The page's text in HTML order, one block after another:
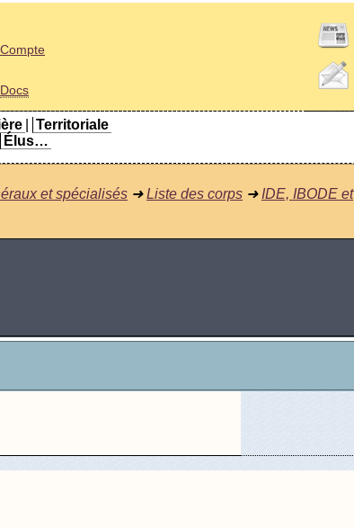
Compte
Docs
Territoriale
Élus…
et spécialisés ➜Liste des corps ➜ IDE, IBODE et